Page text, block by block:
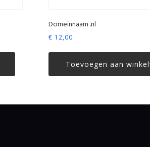
Domeinnaam .nl
€ 12,00
Toevoegen aan